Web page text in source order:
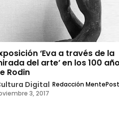
‘Eva a través de la
del arte’ en los 100
Rodin
Digital Redacción MentePost
3, 2017